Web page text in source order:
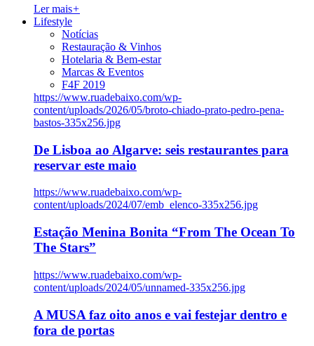
Ler mais+
Lifestyle
Notícias
Restauração & Vinhos
Hotelaria & Bem-estar
Marcas & Eventos
F4F 2019
https://www.ruadebaixo.com/wp-
content/uploads/2026/05/broto-chiado-prato-pedro-pena-
bastos-335x256.jpg
De Lisboa ao Algarve: seis restaurantes para
reservar este maio
https://www.ruadebaixo.com/wp-
content/uploads/2024/07/emb_elenco-335x256.jpg
Estação Menina Bonita “From The Ocean To
The Stars”
https://www.ruadebaixo.com/wp-
content/uploads/2024/05/unnamed-335x256.jpg
A MUSA faz oito anos e vai festejar dentro e
fora de portas